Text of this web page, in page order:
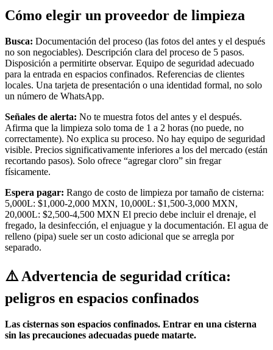
Cómo elegir un proveedor de limpieza
Busca: Documentación del proceso (las fotos del antes y el después
no son negociables). Descripción clara del proceso de 5 pasos.
Disposición a permitirte observar. Equipo de seguridad adecuado
para la entrada en espacios confinados. Referencias de clientes
locales. Una tarjeta de presentación o una identidad formal, no solo
un número de WhatsApp.
Señales de alerta: No te muestra fotos del antes y el después.
Afirma que la limpieza solo toma de 1 a 2 horas (no puede, no
correctamente). No explica su proceso. No hay equipo de seguridad
visible. Precios significativamente inferiores a los del mercado (están
recortando pasos). Solo ofrece “agregar cloro” sin fregar
físicamente.
Espera pagar: Rango de costo de limpieza por tamaño de cisterna:
5,000L: $1,000-2,000 MXN, 10,000L: $1,500-3,000 MXN,
20,000L: $2,500-4,500 MXN El precio debe incluir el drenaje, el
fregado, la desinfección, el enjuague y la documentación. El agua de
relleno (pipa) suele ser un costo adicional que se arregla por
separado.
⚠️ Advertencia de seguridad crítica:
peligros en espacios confinados
Las cisternas son espacios confinados. Entrar en una cisterna
sin las precauciones adecuadas puede matarte.